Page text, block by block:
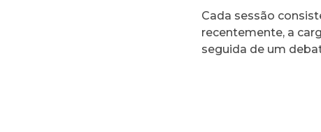
Cada sessão
recentemente, a
seguida de um